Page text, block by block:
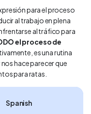
para el proceso
al trabajo en plena
al tráfico para
el proceso de
es una rutina
hace parecer que
para ratas.
Spanish